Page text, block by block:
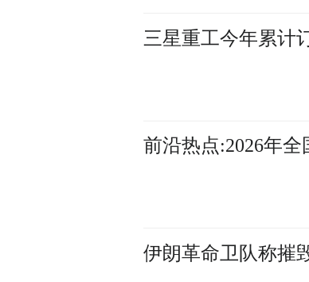
三星重工今年累计
前沿热点:2026年
伊朗革命卫队称摧